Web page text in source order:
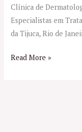
Clínica de
Especialistas em
da Tijuca, Rio de
Read More »